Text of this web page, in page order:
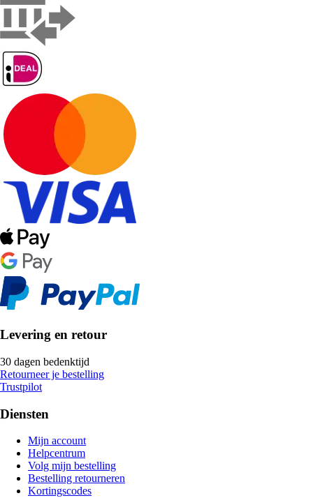
Levering en retour
30 dagen bedenktijd
Retourneer je bestelling
Trustpilot
Diensten
Mijn account
Helpcentrum
Volg mijn bestelling
Bestelling retourneren
Kortingscodes